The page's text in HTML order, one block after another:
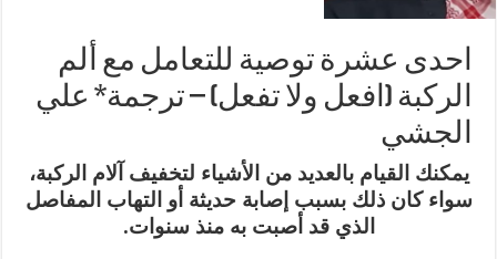
احدى عشرة توصية للتعامل مع ألم
الركبة (افعل ولا تفعل) – ترجمة* علي
الجشي
يمكنك القيام بالعديد من الأشياء لتخفيف آلام الركبة،
سواء كان ذلك بسبب إصابة حديثة أو التهاب المفاصل
الذي قد أصبت به منذ سنوات.